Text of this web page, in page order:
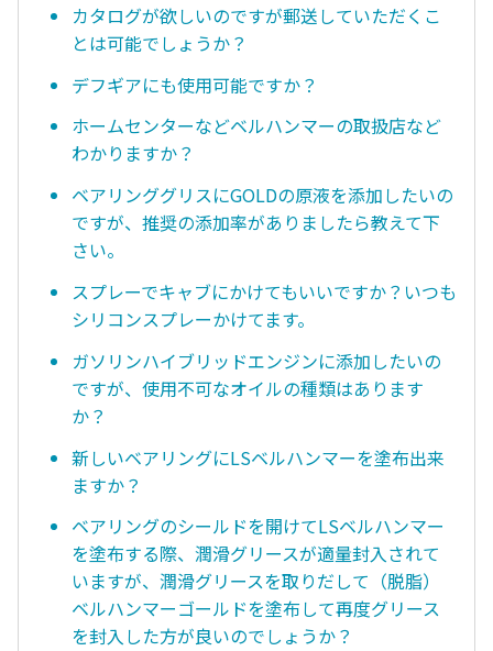
カタログが欲しいのですが郵送していただくこ
とは可能でしょうか？
デフギアにも使用可能ですか？
ホームセンターなどベルハンマーの取扱店など
わかりますか？
ベアリンググリスにGOLDの原液を添加したいの
ですが、推奨の添加率がありましたら教えて下
さい。
スプレーでキャブにかけてもいいですか？いつも
シリコンスプレーかけてます。
ガソリンハイブリッドエンジンに添加したいの
ですが、使用不可なオイルの種類はあります
か？
新しいベアリングにLSベルハンマーを塗布出来
ますか？
ベアリングのシールドを開けてLSベルハンマー
を塗布する際、潤滑グリースが適量封入されて
いますが、潤滑グリースを取りだして（脱脂）
ベルハンマーゴールドを塗布して再度グリース
を封入した方が良いのでしょうか？